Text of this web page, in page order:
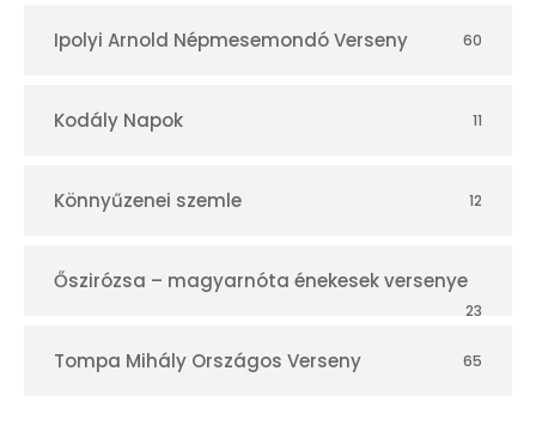
Ipolyi Arnold Népmesemondó Verseny 60
Kodály Napok 11
Könnyűzenei szemle 12
Őszirózsa – magyarnóta énekesek versenye
23
Tompa Mihály Országos Verseny 65